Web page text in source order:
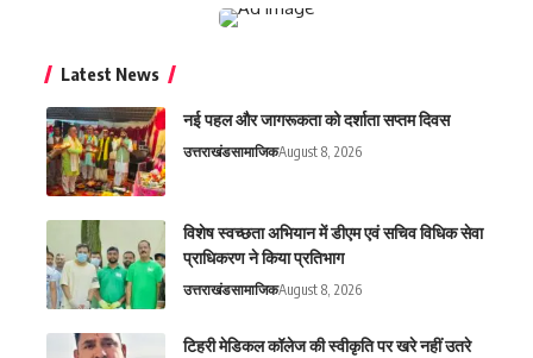
Latest News
नई पहल और जागरूकता को दर्शाता सप्तम दिवस
उत्तराखंडसामाजिकAugust 8, 2026
विशेष स्वच्छता अभियान में डीएम एवं सचिव विधिक सेवा
प्राधिकरण ने किया प्रतिभाग
उत्तराखंडसामाजिकAugust 8, 2026
टिहरी मेडिकल कॉलेज की स्वीकृति पर खरे नहीं उतरे